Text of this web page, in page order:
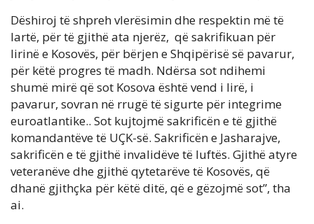
Dëshiroj të shpreh vlerësimin dhe respektin më të
lartë, për të gjithë ata njerëz, që sakrifikuan për
lirinë e Kosovës, për bërjen e Shqipërisë së pavarur,
për këtë progres të madh. Ndërsa sot ndihemi
shumë mirë që sot Kosova është vend i lirë, i
pavarur, sovran në rrugë të sigurte për integrime
euroatlantike.. Sot kujtojmë sakrificën e të gjithë
komandantëve të UÇK-së. Sakrificën e Jasharajve,
sakrificën e të gjithë invalidëve të luftës. Gjithë atyre
veteranëve dhe gjithë qytetarëve të Kosovës, që
dhanë gjithçka për këtë ditë, që e gëzojmë sot”, tha
ai.